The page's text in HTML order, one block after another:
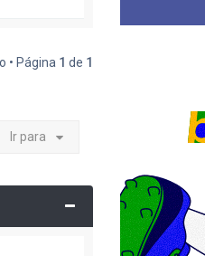
• Página 1 de 1
Ir para